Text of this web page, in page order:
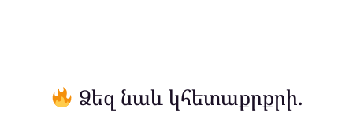
Ձեզ նաև կհետաքրքրի.